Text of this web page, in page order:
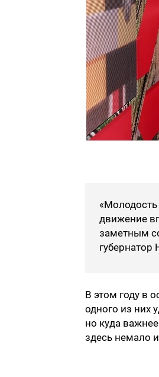
движение
заметным
губернатор
В этом году в
одного из них
но куда
здесь немало